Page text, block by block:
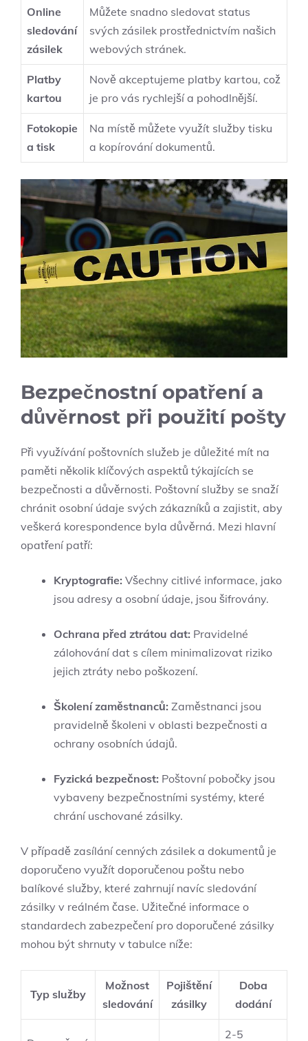
Online
sledování
zásilek
Můžete snadno sledovat status
svých zásilek prostřednictvím našich
webových stránek.
Platby
kartou
Nově akceptujeme platby kartou, což
je pro vás rychlejší a pohodlnější.
Fotokopie
a tisk
Na místě můžete využít služby tisku
a kopírování dokumentů.
Bezpečnostní opatření a
důvěrnost při použití pošty
Při využívání poštovních služeb je důležité mít na
paměti několik klíčových aspektů týkajících se
bezpečnosti a důvěrnosti. Poštovní služby se snaží
chránit osobní údaje svých zákazníků a zajistit, aby
veškerá korespondence byla důvěrná. Mezi hlavní
opatření patří:
Kryptografie: Všechny citlivé informace, jako
jsou adresy a osobní údaje, jsou šifrovány.
Ochrana před ztrátou dat: Pravidelné
zálohování dat s cílem minimalizovat riziko
jejich ztráty nebo poškození.
Školení zaměstnanců: Zaměstnanci jsou
pravidelně školeni v oblasti bezpečnosti a
ochrany osobních údajů.
Fyzická bezpečnost: Poštovní pobočky jsou
vybaveny bezpečnostními systémy, které
chrání uschované zásilky.
V případě zasílání cenných zásilek a dokumentů je
doporučeno využít doporučenou poštu nebo
balíkové služby, které zahrnují navíc sledování
zásilky v reálném čase. Užitečné informace o
standardech zabezpečení pro doporučené zásilky
mohou být shrnuty v tabulce níže:
Typ služby
Možnost
sledování
Pojištění
zásilky
Doba
dodání
2-5